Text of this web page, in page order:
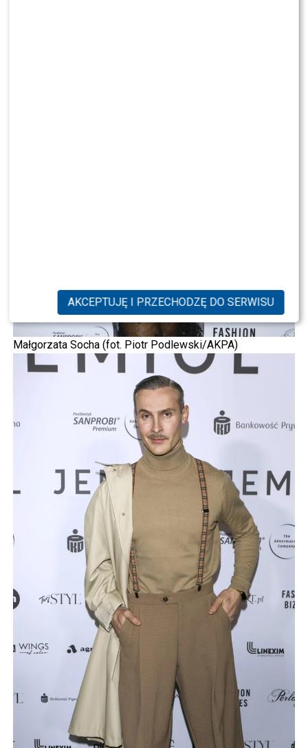
AKCEPTUJĘ I PRZECHODZĘ DO SERWISU
Małgorzata Socha (fot. Piotr Podlewski/AKPA)